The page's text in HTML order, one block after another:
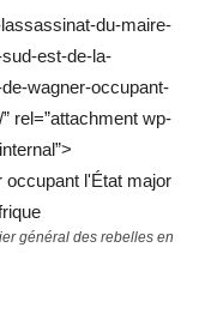
du-maire-
est-de-la-
wagner-occupant-
rel=”attachment wp-
général des rebelles en